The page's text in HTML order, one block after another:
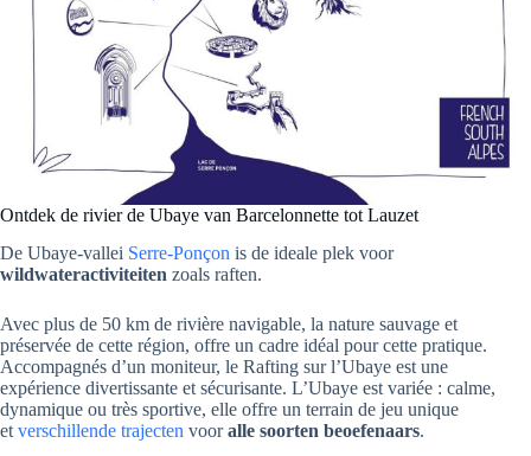
Ontdek de rivier de Ubaye van Barcelonnette tot Lauzet
De Ubaye-vallei Serre-Ponçon is de ideale plek voor
wildwateractiviteiten zoals raften.
Avec plus de 50 km de rivière navigable, la nature sauvage et
préservée de cette région, offre un cadre idéal pour cette pratique.
Accompagnés d’un moniteur, le Rafting sur l’Ubaye est une
expérience divertissante et sécurisante. L’Ubaye est variée : calme,
dynamique ou très sportive, elle offre un terrain de jeu unique
etverschillende trajecten vooralle soorten beoefenaars.